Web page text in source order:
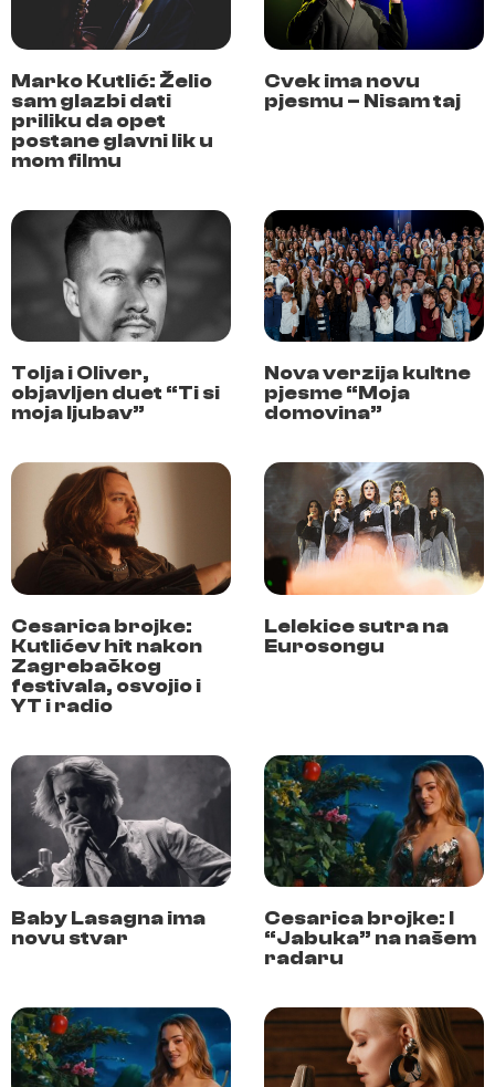
Marko Kutlić: Želio
sam glazbi dati
priliku da opet
postane glavni lik u
mom filmu
Cvek ima novu
pjesmu – Nisam taj
Tolja i Oliver,
objavljen duet “Ti si
moja ljubav”
Nova verzija kultne
pjesme “Moja
domovina”
Cesarica brojke:
Kutlićev hit nakon
Zagrebačkog
festivala, osvojio i
YT i radio
Lelekice sutra na
Eurosongu
Baby Lasagna ima
novu stvar
Cesarica brojke: I
“Jabuka” na našem
radaru